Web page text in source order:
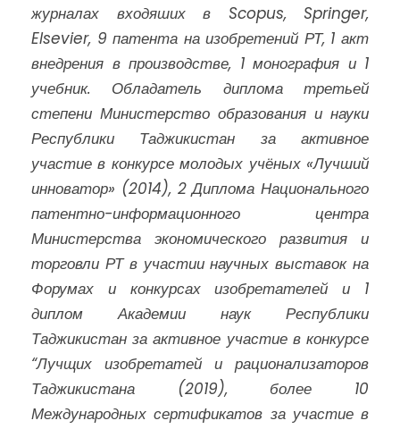
журналах входяших в Scopus, Springer,
Elsevier, 9 патента на изобретений РТ, 1 акт
внедрения в производстве, 1 монография и 1
учебник. Обладатель диплома третьей
степени Министерство образования и науки
Республики Таджикистан за активное
участие в конкурсе молодых учёных «Лучший
инноватор» (2014), 2Диплома Национального
патентно-информационного центра
Министерства экономического развития и
торговли РТ в участии научных выставок на
Форумах и конкурсах изобретателей
и 1
диплом Академии наук Республики
Таджикистан за активное участие в конкурсе
“Лучщих изобретатей и рационализаторов
Таджикистана (2019),
более 10
Международных сертификатов за участие в